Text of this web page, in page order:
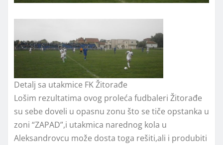
Detalj sa utakmice FK Žitorađe
Lošim rezultatima ovog proleća fudbaleri Žitorađe
su sebe doveli u opasnu zonu što se tiče opstanka u
zoni “ZAPAD”,i utakmica narednog kola u
Aleksandrovcu može dosta toga rešiti,ali i produbiti